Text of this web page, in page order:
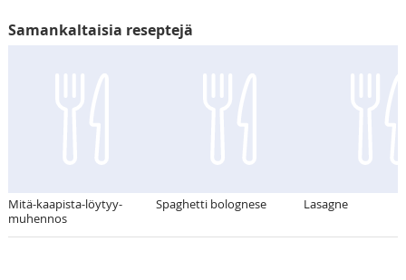
Samankaltaisia reseptejä
Mitä-kaapista-löytyy-
muhennos
Spaghetti bolognese Lasagne